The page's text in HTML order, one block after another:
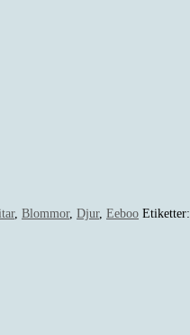
, Blommor, Djur, Eeboo